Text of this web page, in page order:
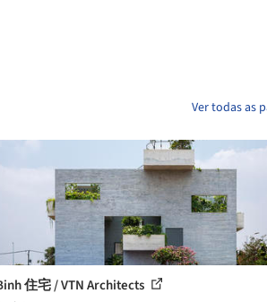
Ver todas as
住宅 / VTN Architects